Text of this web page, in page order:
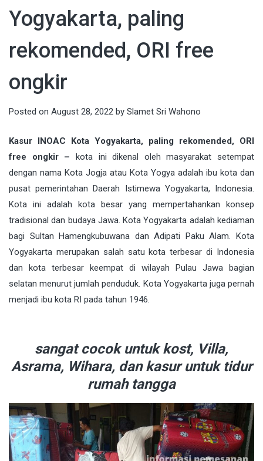
Yogyakarta, paling
rekomended, ORI free
ongkir
Posted on August 28, 2022 by Slamet Sri Wahono
Kasur INOAC Kota Yogyakarta, paling rekomended, ORI
free ongkir – kota ini dikenal oleh masyarakat setempat
dengan nama Kota Jogja atau Kota Yogya adalah ibu kota dan
pusat pemerintahanDaerah Istimewa Yogyakarta, Indonesia
Kota ini adalah kota besar yang mempertahankan konsep
tradisional dan budaya Jawa .Kota Yogyakarta adalah kediaman
bagi Sultan Hamengkubuwana dan Adipati Paku Alam. Kota
Yogyakarta merupakan salah satu kota terbesar di Indonesia
dan kota terbesar keempat di wilayah Pulau Jawa bagian
selatan menurut jumlah penduduk. Kota Yogyakarta juga pernah
menjadi ibu kota RI pada tahun 1946.
sangat cocok untuk kost, Villa,
Asrama, Wihara, dan kasur untuk tidur
rumah tangga